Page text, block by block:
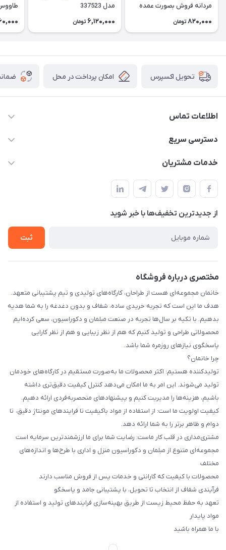
مردانه فروش بصورت عمده
3عدد هست فروش بصورت
820,000 تومان
مدل 337523
6,120,000 تومان
تحویل اکسپرس امکان پرداخت در محل
اطلاعات تماس
09124780957
دسترسی سریع
حساب کاربری
لیست محصولات
درباره ما
خدمات مشتریان
قوانین و مقررات
حریم خصوصی
راهنما
از جدید‌ترین تخفیف‌ها با‌ خبر شوید
ثبت
مختصری درباره فروشگاه
خانمان مجموعه‌ای هست از طراحان، کارگاه‌های تولیدی و تیم پشتیبانی متعهد.
هدف ما این است که تجربه خریدی ساده، شفاف و بدون دغدغه را به شما هدیه
بدهیم. با تکیه بر سال‌ها تجربه در صنعت مبلمان و دکوراسیون، سعی کرده‌ایم
محصولاتی طراحی و تولید کنیم که هم از نظر زیبایی و هم از نظر کارایی
پاسخگوی نیازهای روزمره شما باشد.
چرا خانمان؟
تولیدکننده هستیم: اکثر محصولات ما به‌صورت مستقیم در کارگاه‌های خودمان
تولید می‌شوند. این امر به ما امکان می‌دهد کنترل کیفیت دقیق‌تری داشته
باشیم، هزینه‌ها را مدیریت کنیم و پیشنهادهای منحصربه‌فردی ارائه دهیم.
کیفیت اولویت ما است: از استفاده از مواد باکیفیت تا فرایندهای مونتاژ دقیق، تا
دوام و ظاهر برتر را به شما ارائه دهد.
مشتری‌مداری در قلب کار ماست: رضایت شما برای ما ارزشمندترین سرمایه است
مجموعه‌ای متنوع از مبلمان و دکوراسیون منزل و اداری با طرح‌ها و اندازه‌های
مختلف
محصولات با کیفیت که گارانتی و خدمات پس از فروش مناسب دارند
فرآیندی شفاف از انتخاب تا تحویل، با پشتیبانی جامد و پاسخگو
تعهد به حفظ محیط زیست از طریق بهینه‌سازی فرایندهای تولید و استفاده از
مواد پایدار
با ما همراه باشید